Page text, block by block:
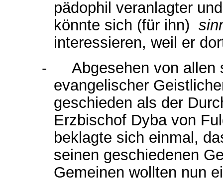
pädophil veranlagter
könnte sich (für ihn)
interessieren, weil er
-
Abgesehen von allen
evangelischer
geschieden als der
Erzbischof Dyba von
beklagte sich einmal,
seinen geschiedenen
Gemeinen wollten nun